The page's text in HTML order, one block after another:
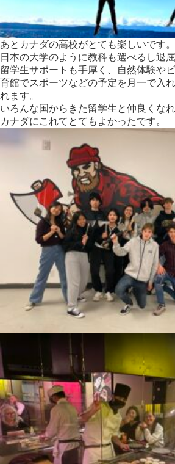
あとカナダの高校がとても楽しいです。
日本の大学のように教科も選べるし退
留学生サポートも手厚く、自然体験や
育館でスポーツなどの予定を月一で入
れます。
いろんな国からきた留学生と仲良くなれ
カナダにこれてとてもよかったです。